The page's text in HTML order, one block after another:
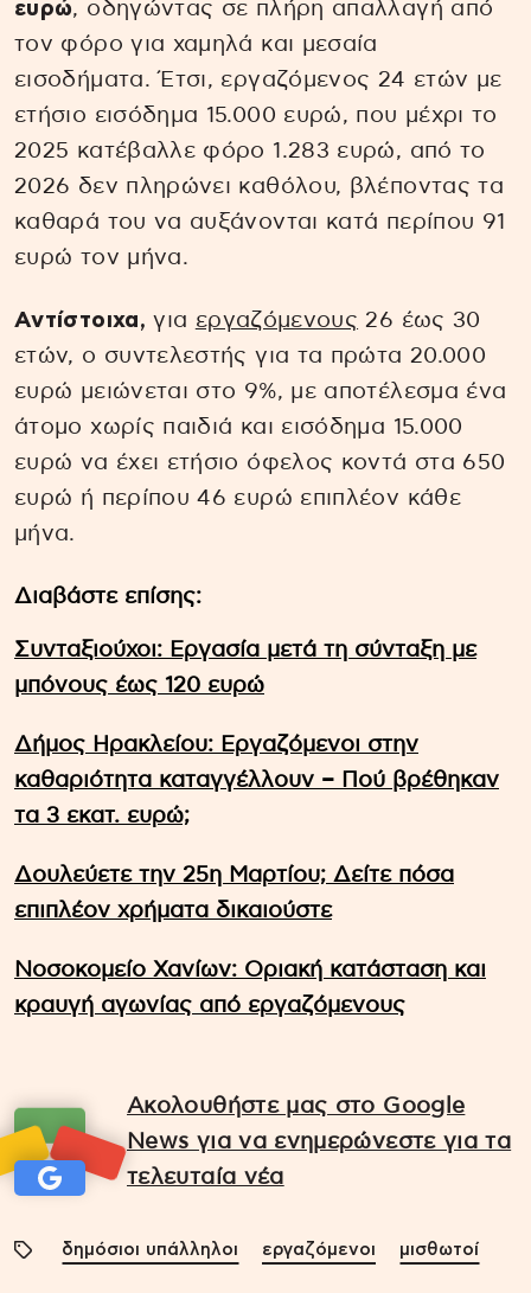
ευρώ, οδηγώντας σε πλήρη απαλλαγή από
τον φόρο για χαμηλά και μεσαία
εισοδήματα. Έτσι, εργαζόμενος 24 ετών με
ετήσιο εισόδημα 15.000 ευρώ, που μέχρι το
2025 κατέβαλλε φόρο 1.283 ευρώ, από το
2026 δεν πληρώνει καθόλου, βλέποντας τα
καθαρά του να αυξάνονται κατά περίπου 91
ευρώ τον μήνα.
Αντίστοιχα, για εργαζόμενους 26 έως 30
ετών, ο συντελεστής για τα πρώτα 20.000
ευρώ μειώνεται στο 9%, με αποτέλεσμα ένα
άτομο χωρίς παιδιά και εισόδημα 15.000
ευρώ να έχει ετήσιο όφελος κοντά στα 650
ευρώ ή περίπου 46 ευρώ επιπλέον κάθε
μήνα.
Διαβάστε επίσης:
Συνταξιούχοι: Εργασία μετά τη σύνταξη με
μπόνους έως 120 ευρώ
Δήμος Ηρακλείου: Εργαζόμενοι στην
καθαριότητα καταγγέλλουν – Πού βρέθηκαν
τα 3 εκατ. ευρώ;
Δουλεύετε την 25η Μαρτίου; Δείτε πόσα
επιπλέον χρήματα δικαιούστε
Νοσοκομείο Χανίων: Οριακή κατάσταση και
κραυγή αγωνίας από εργαζόμενους
Ακολουθήστε μας στο Google
News για να ενημερώνεστε για τα
τελευταία νέα
δημόσιοι υπάλληλοι εργαζόμενοι μισθωτοί